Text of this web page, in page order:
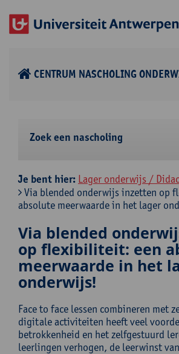
CENTRUM NASCHOLING
Zoek een nascholing
Je bent hier: Lager onderwijs /
Via blended onderwijs inzetten op
absolute meerwaarde in het lager
Via blended
op flexibiliteit: een
meerwaarde in het
onderwijs!
Face to face lessen combineren met
digitale activiteiten heeft veel
betrokkenheid en het zelfgestuurd
leerlingen verhogen, de leerwinst